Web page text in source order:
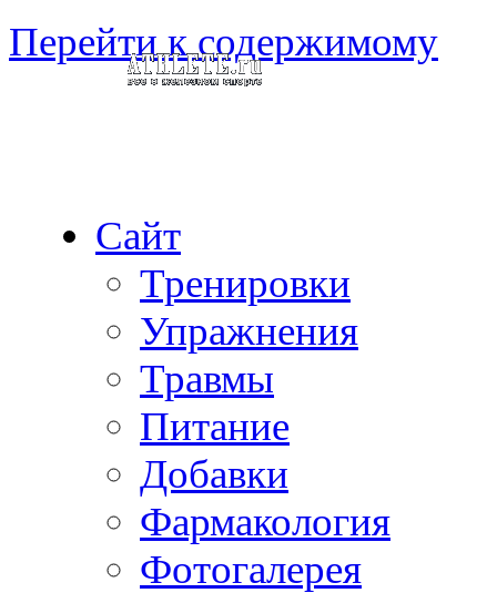
Перейти к содержимому
Сайт
Тренировки
Упражнения
Травмы
Питание
Добавки
Фармакология
Фотогалерея